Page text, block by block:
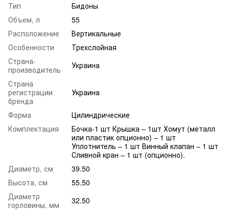
Тип
Бидоны
Объем, л
55
Расположение
Вертикальные
Особенности
Трехслойная
Страна-
производитель
Украина
Страна
регистрации
бренда
Украина
Форма
Цилиндрические
Комплектация
Бочка-1 шт Крышка – 1шт Хомут (металл
или пластик опционно) – 1 шт
Уплотнитель – 1 шт Винный клапан – 1 шт
Сливной кран – 1 шт (опционно).
Диаметр, см
39.50
Высота, см
55.50
Диаметр
горловины, мм
32.50